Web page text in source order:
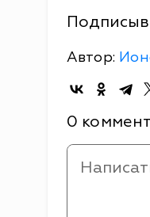
Автор:
0